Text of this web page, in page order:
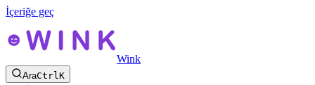
İçeriğe geç
Wink
AraCtrlK